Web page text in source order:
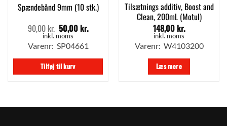
Spændebånd 9mm (10 stk.)
90,00kr. Den
oprindelige
pris
var:
90,00 kr..
50,00kr.
pris
er:
50,00 kr..
inkl. moms
Varenr: SP04661
Tilføj til kurv
Tilsætnings additiv, Boost and
Clean, 200mL (Motul)
148,00kr.
inkl. moms
Varenr: W4103200
Læs mere